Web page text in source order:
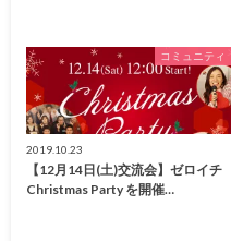
コミュニティ
2019.10.23
【12月14日(土)交流会】ゼロイチ
Christmas Party を開催…